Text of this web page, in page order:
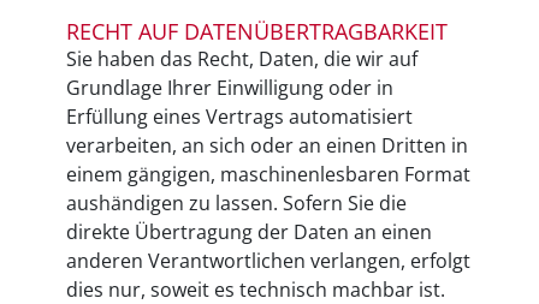
RECHT AUF DATENÜBERTRAGBARKEIT
Sie haben das Recht, Daten, die wir auf
Grundlage Ihrer Einwilligung oder in
Erfüllung eines Vertrags automatisiert
verarbeiten, an sich oder an einen Dritten in
einem gängigen, maschinenlesbaren Format
aushändigen zu lassen. Sofern Sie die
direkte Übertragung der Daten an einen
anderen Verantwortlichen verlangen, erfolgt
dies nur, soweit es technisch machbar ist.